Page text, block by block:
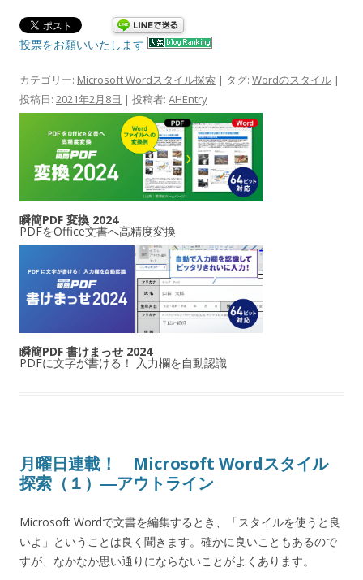
投票をお願いいたします
カテゴリー: Microsoft Wordスタイル探索 | タグ: Wordのスタイル |
投稿日: 2021年2月8日 | 投稿者: AHEntry
瞬簡PDF 変換 2024
PDFをOffice文書へ高精度変換
瞬簡PDF 書けまっせ 2024
PDFに文字が書ける！ 入力欄を自動認識
月曜日連載！ Microsoft Wordスタイル
探索（１）―アウトライン
Microsoft Wordで文書を編集するとき、「スタイルを使うと良
いよ」ということは良く聞きます。確かに良いこともあるので
すが、なかなか思い通りにならないことがよくあります。